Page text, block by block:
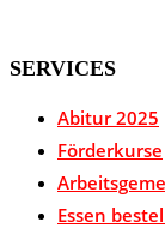
SERVICES
Abitur 2025
Förderkurse
Essen